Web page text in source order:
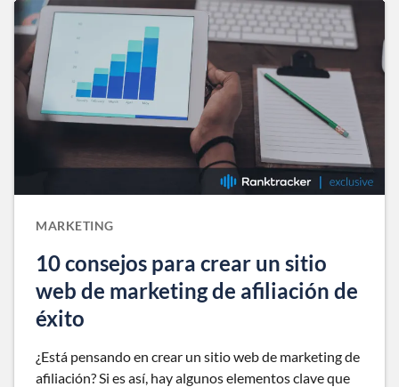
MARKETING
10 consejos para crear un sitio
web de marketing de afiliación de
éxito
¿Está pensando en crear un sitio web de marketing de
afiliación? Si es así, hay algunos elementos clave que